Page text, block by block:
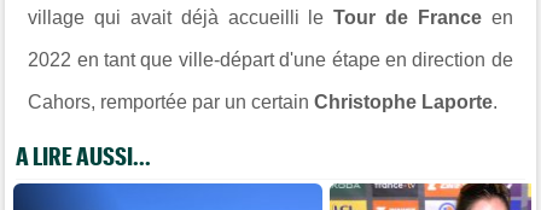
village qui avait déjà accueilli leTour de Franceen
2022 en tant que ville-départ d'une étape en direction de
Cahors, remportée par un certainChristophe Laporte.
A LIRE AUSSI...